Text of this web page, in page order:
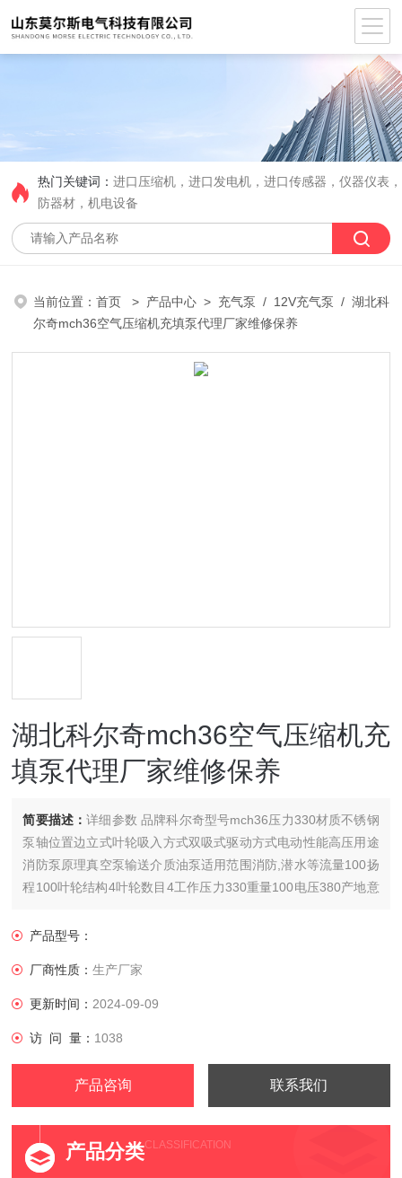
热门关键词：进口压缩机，进口发电机，进口传感器，仪器仪表
防器材，机电设备
当前位置：首页 > 产品中心 > 充气泵 / 12V充气泵 / 湖北科
尔奇mch36空气压缩机充填泵代理厂家维修保养
湖北科尔奇mch36空气压缩机充
填泵代理厂家维修保养
简要描述：详细参数 品牌科尔奇型号mch36压力330材质不锈钢
泵轴位置边立式叶轮吸入方式双吸式驱动方式电动性能高压用途
消防泵原理真空泵输送介质油泵适用范围消防,潜水等流量100扬
程100叶轮结构4叶轮数目4工作压力330重量100电压380产地意
产品型号：
厂商性质：生产厂家
更新时间： 2024-09-09
访 问 量： 1038
产品咨询 联系我们
产品分类CLASSIFICATION